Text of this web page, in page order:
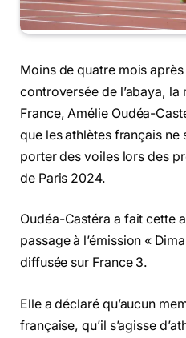
Moins de quatre mois
controversée de l’abaya,
France, Amélie Oudéa-
que les athlètes français ne
porter des voiles lors des
de Paris 2024.
Oudéa-Castéra a fait cette
passage à l’émission «
diffusée sur France 3.
Elle a déclaré qu’aucun
française, qu’il s’agisse